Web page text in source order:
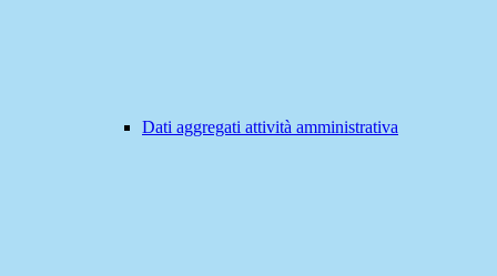
Dati aggregati attività amministrativa